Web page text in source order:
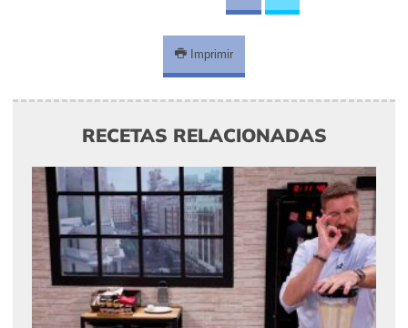
Imprimir
RECETAS RELACIONADAS